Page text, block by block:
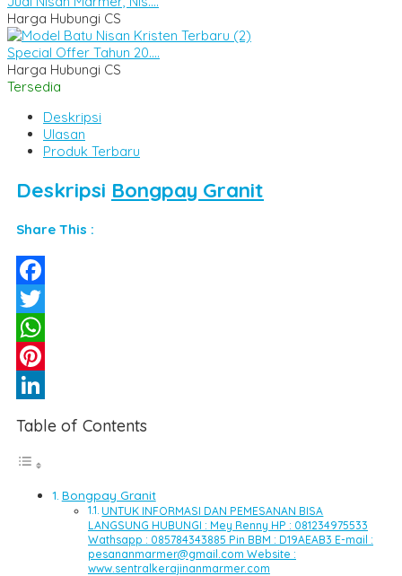
Harga Hubungi CS
Special Offer Tahun 20....
Harga Hubungi CS
Tersedia
Deskripsi
Ulasan
Produk Terbaru
Deskripsi Bongpay Granit
Share This :
Facebook
Twitter
WhatsApp
Pinterest
Table of Contents
Bongpay Granit
UNTUK INFORMASI DAN PEMESANAN BISA
LANGSUNG HUBUNGI : Mey Renny HP : 081234975533
Wathsapp : 085784343885 Pin BBM : D19AEAB3 E-mail :
pesananmarmer@gmail.com Website :
www.sentralkerajinanmarmer.com